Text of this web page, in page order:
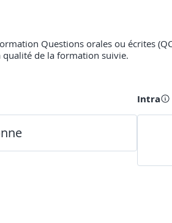
Questions orales ou écrites
qualité de la formation suivie.
Intra